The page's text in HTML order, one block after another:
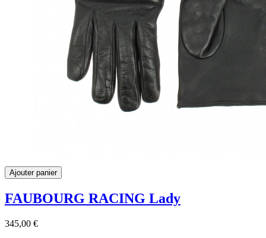
Ajouter panier
FAUBOURG RACING Lady
345,00 €